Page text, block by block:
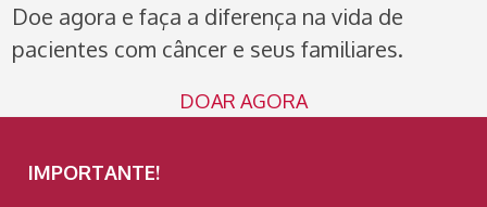
Doe agora e faça a diferença na vida de
pacientes com câncer e seus familiares.
DOAR AGORA
IMPORTANTE!